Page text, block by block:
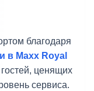
благодаря
в Maxx Royal
ценящих
сервиса.